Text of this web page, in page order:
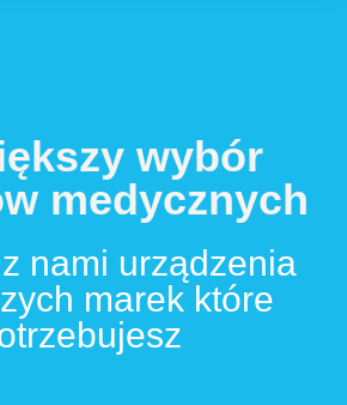
wybór
medycznych
nami urządzenia
marek które